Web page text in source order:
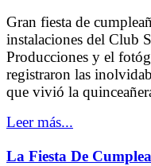
Gran fiesta de
instalaciones del Club
Producciones y el
registraron las
que vivió la
Leer más...
La Fiesta De